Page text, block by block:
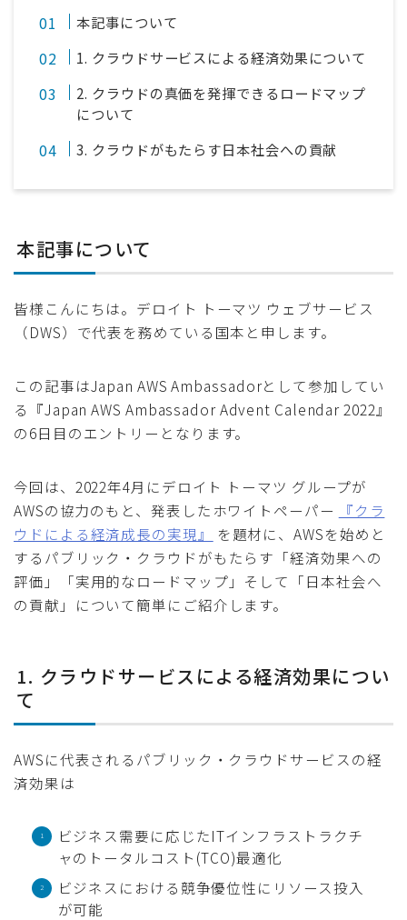
本記事について
1. クラウドサービスによる経済効果について
2. クラウドの真価を発揮できるロードマップ
について
3. クラウドがもたらす日本社会への貢献
本記事について
皆様こんにちは。デロイト トーマツ ウェブサービス
（DWS）で代表を務めている国本と申します。
この記事はJapan AWS Ambassadorとして参加してい
る『Japan AWS Ambassador Advent Calendar 2022』
の6日目のエントリーとなります。
今回は、2022年4月にデロイト トーマツ グループが
AWSの協力のもと、発表したホワイトペーパー
『クラ
ウドによる経済成長の実現』
を題材に、AWSを始めと
するパブリック・クラウドがもたらす「経済効果への
評価」「実用的なロードマップ」そして「日本社会へ
の貢献」について簡単にご紹介します。
1. クラウドサービスによる経済効果につい
て
AWSに代表されるパブリック・クラウドサービスの経
済効果は
ビジネス需要に応じたITインフラストラクチ
ャのトータルコスト(TCO)最適化
ビジネスにおける競争優位性にリソース投入
が可能